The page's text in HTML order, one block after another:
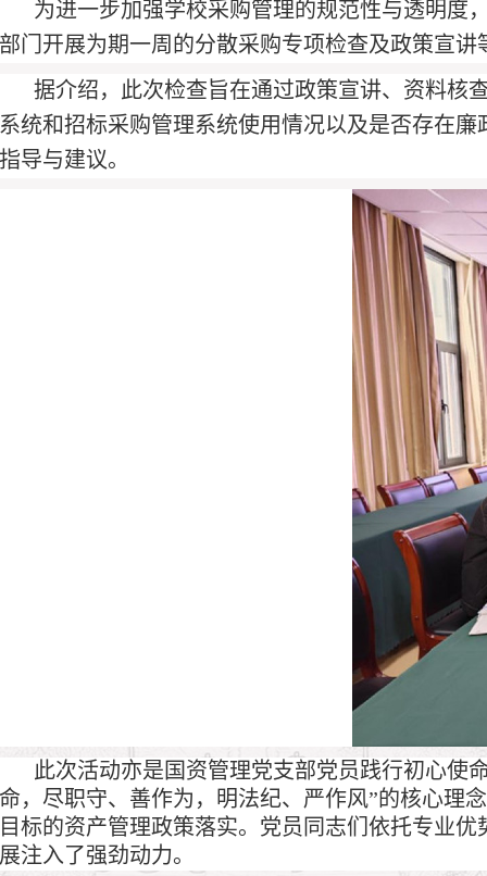
为进一步加强学校采购管理的规范性与透明
部门开展为期一周的分散采购专项检查及政策宣讲
据介绍，此次检查旨在通过政策宣讲、资料核
系统和招标采购管理系统使用情况以及是否存在
指导与建议。
此次活动亦是国资管理党支部党员践行初心使
命，尽职守、善作为，明法纪、严作风”的核心理
目标的资产管理政策落实。党员同志们依托专业
展注入了强劲动力。